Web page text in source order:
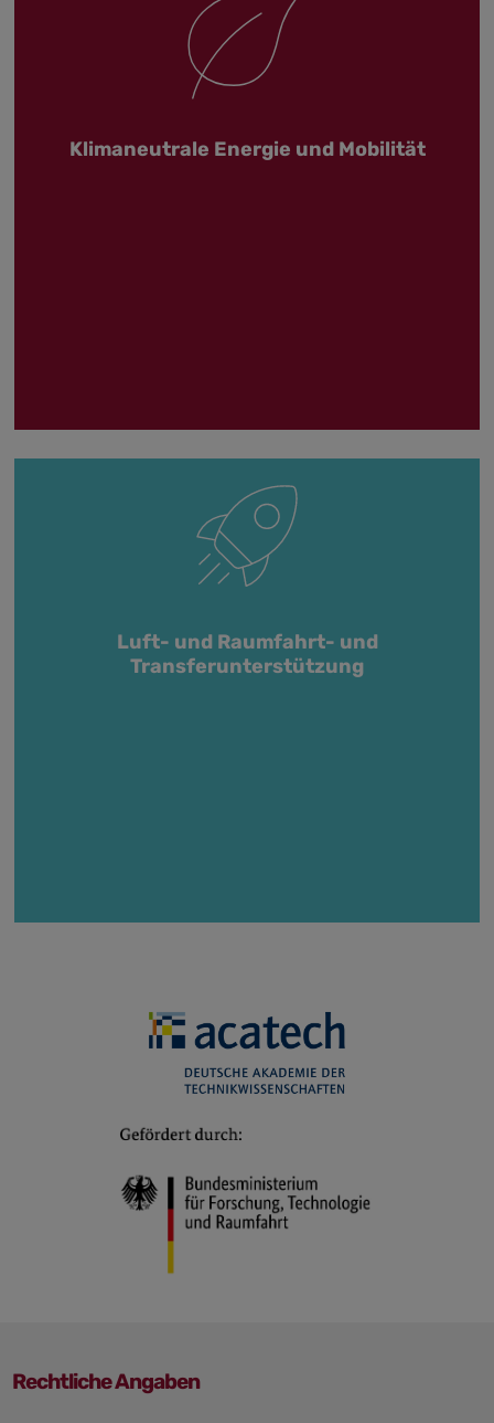
Klimaneutrale Energie und Mobilität
Luft- und Raumfahrt- und
Transferunterstützung
Rechtliche Angaben